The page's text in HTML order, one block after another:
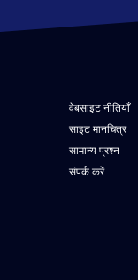
वेबसाइट नीतियाँ
साइट मानचित्र
सामान्य प्रश्न
संपर्क करें